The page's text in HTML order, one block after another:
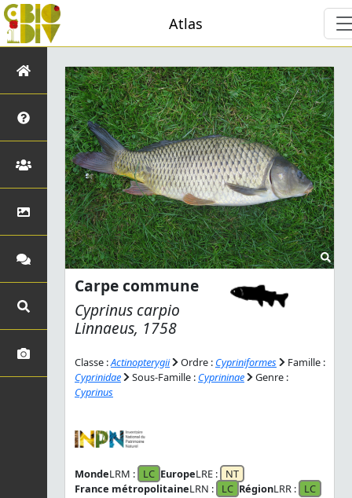
Atlas
Carpe commune
Cyprinus carpio
Linnaeus, 1758
Classe :Actinopterygii Ordre : Cypriniformes
Famille :
Cyprinidae
Sous-Famille : Cyprininae
Genre :
Cyprinus
MondeLRM : LC EuropeLRE :
NT
France métropolitaineLRN : LC RégionLRR : LC